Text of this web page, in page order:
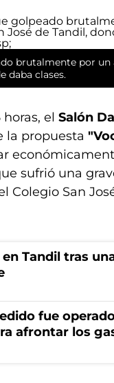
brutalmente por
daba clases.
el Salón
la propuesta
sufrió una
Colegio San
Tandil tras
fue
afrontar los